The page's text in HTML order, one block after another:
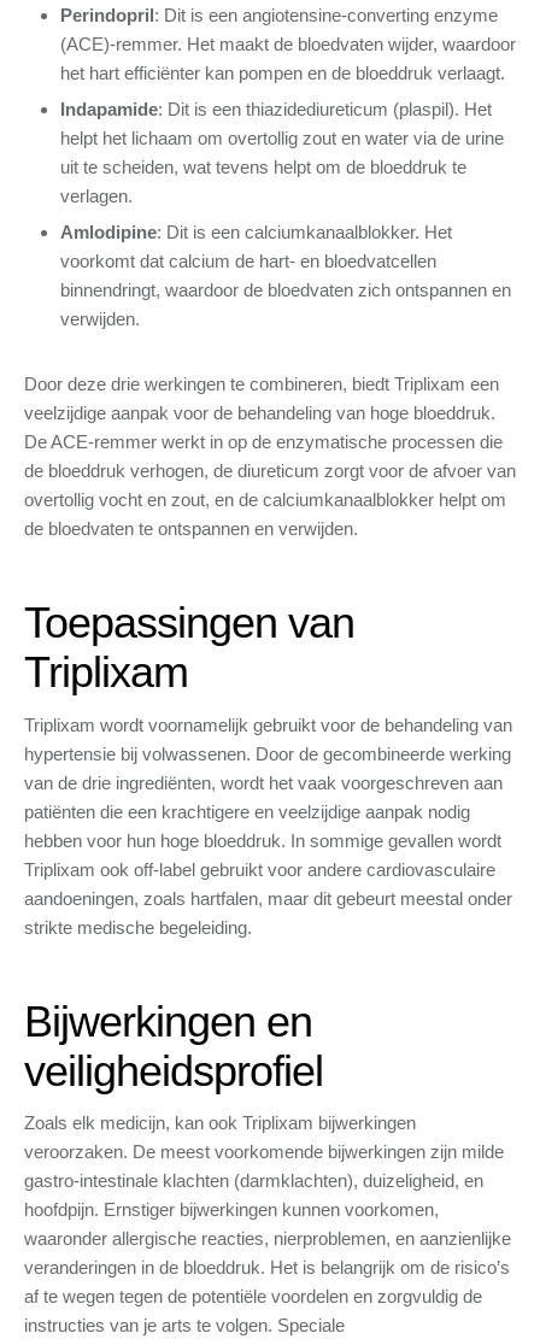
Perindopril: Dit is een angiotensine-converting enzyme
(ACE)-remmer. Het maakt de bloedvaten wijder, waardoor
het hart efficiënter kan pompen en de bloeddruk verlaagt.
Indapamide: Dit is een thiazidediureticum (plaspil). Het
helpt het lichaam om overtollig zout en water via de urine
uit te scheiden, wat tevens helpt om de bloeddruk te
verlagen.
Amlodipine: Dit is een calciumkanaalblokker. Het
voorkomt dat calcium de hart- en bloedvatcellen
binnendringt, waardoor de bloedvaten zich ontspannen en
verwijden.
Door deze drie werkingen te combineren, biedt Triplixam een
veelzijdige aanpak voor de behandeling van hoge bloeddruk.
De ACE-remmer werkt in op de enzymatische processen die
de bloeddruk verhogen, de diureticum zorgt voor de afvoer van
overtollig vocht en zout, en de calciumkanaalblokker helpt om
de bloedvaten te ontspannen en verwijden.
Toepassingen van
Triplixam
Triplixam wordt voornamelijk gebruikt voor de behandeling van
hypertensie bij volwassenen. Door de gecombineerde werking
van de drie ingrediënten, wordt het vaak voorgeschreven aan
patiënten die een krachtigere en veelzijdige aanpak nodig
hebben voor hun hoge bloeddruk. In sommige gevallen wordt
Triplixam ook off-label gebruikt voor andere cardiovasculaire
aandoeningen, zoals hartfalen, maar dit gebeurt meestal onder
strikte medische begeleiding.
Bijwerkingen en
veiligheidsprofiel
Zoals elk medicijn, kan ook Triplixam bijwerkingen
veroorzaken. De meest voorkomende bijwerkingen zijn milde
gastro-intestinale klachten (darmklachten), duizeligheid, en
hoofdpijn. Ernstiger bijwerkingen kunnen voorkomen,
waaronder allergische reacties, nierproblemen, en aanzienlijke
veranderingen in de bloeddruk. Het is belangrijk om de risico’s
af te wegen tegen de potentiële voordelen en zorgvuldig de
instructies van je arts te volgen. Speciale